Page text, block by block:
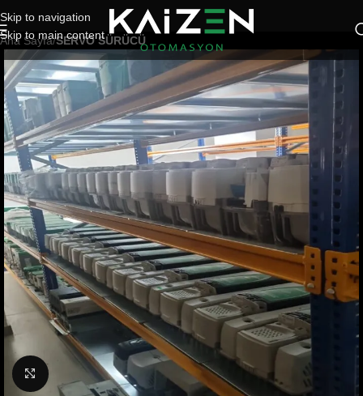
Skip to navigation
Skip to main content
Ana Sayfa SERVO SÜRÜCÜ
Büyütmek için tıklayın